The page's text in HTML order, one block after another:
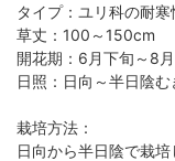
タイプ：ユリ科の耐
草丈：100～150cm
開花期：6月下旬～8月
日照：日向～半日陰む
栽培方法：
日向から半日陰で栽